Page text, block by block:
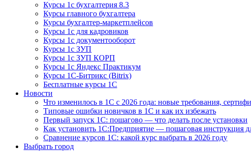
Курсы 1с бухгалтерия 8.3
Курсы главного бухгалтера
Курсы бухгалтер-маркетплейсов
Курсы 1с для кадровиков
Курсы 1с документооборот
Курсы 1с ЗУП
Курсы 1с ЗУП КОРП
Курсы 1с Яндекс Практикум
Курсы 1С-Битрикс (Bitrix)
Бесплатные курсы 1С
Новости
Что изменилось в 1С с 2026 года: новые требования,
Типовые ошибки новичков в 1С и как их избежать
Первый запуск 1С: пошагово — что делать после установки
Как установить 1С:Предприятие — пошаговая инструкция
Сравнение курсов 1С: какой курс выбрать в 2026 году
Выбрать город